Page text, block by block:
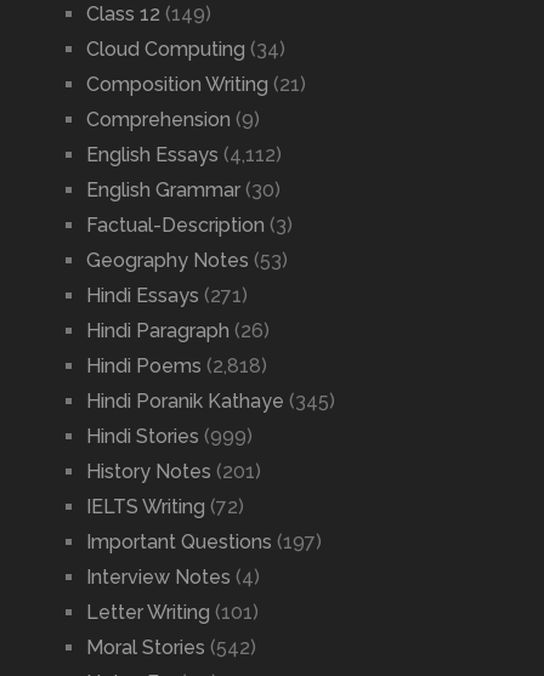
Class 12 (149)
Cloud Computing (34)
Composition Writing (21)
Comprehension (9)
English Essays (4,112)
English Grammar(30)
Factual-Description (3)
Geography Notes (53)
Hindi Essays (271)
Hindi Paragraph (26)
Hindi Poems (2,818)
Hindi Poranik Kathaye (345)
Hindi Stories (999)
History Notes (201)
IELTS Writing (72)
Important Questions (197)
Interview Notes (4)
Letter Writing (101)
Moral Stories (542)